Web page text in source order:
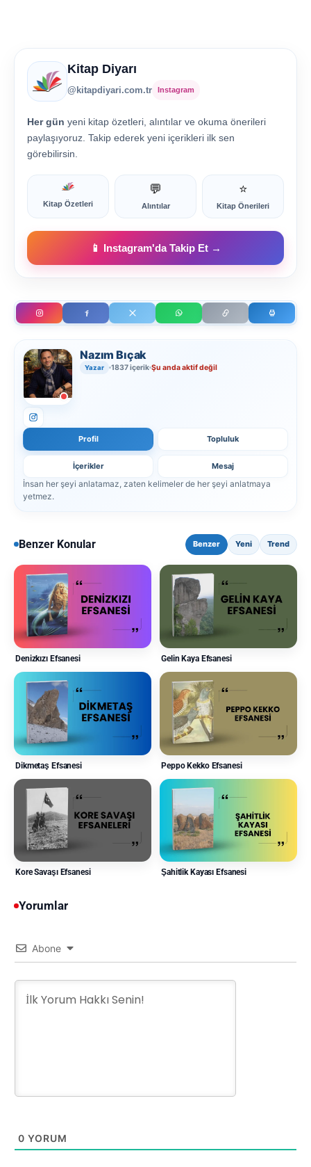
Kitap Diyarı
@kitapdiyari.com.tr Instagram
Her gün yeni kitap özetleri, alıntılar ve okuma önerileri
paylaşıyoruz. Takip ederek yeni içerikleri ilk sen
görebilirsin.
Kitap Özetleri
💬
Alıntılar
⭐
Kitap Önerileri
📱 Instagram'da Takip Et →
Nazım Bıçak
Yazar 1837 içerik Şu anda aktif değil
Profil Topluluk
İçerikler Mesaj
İnsan her şeyi anlatamaz, zaten kelimeler de her şeyi anlatmaya
yetmez.
Benzer Konular Benzer Yeni Trend
Denizkızı Efsanesi Gelin Kaya Efsanesi
Dikmetaş Efsanesi Peppo Kekko Efsanesi
Kore Savaşı Efsanesi Şahitlik Kayası Efsanesi
Yorumlar
Abone
0 YORUM